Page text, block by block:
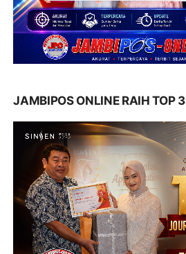
JAMBIPOS ONLINE RAIH TOP 3